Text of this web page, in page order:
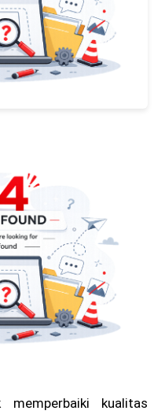
memperbaiki kualitas